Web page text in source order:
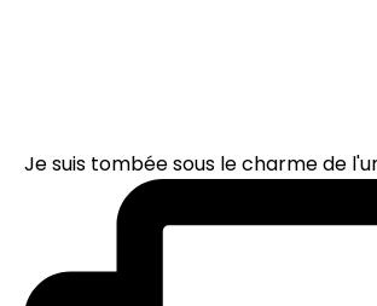
Je suis tombée sous le charme de